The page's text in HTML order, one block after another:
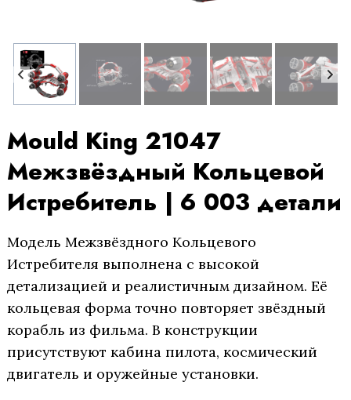
Mould King 21047
Межзвёздный Кольцевой
Истребитель | 6 003 детали
Модель Межзвёздного Кольцевого
Истребителя выполнена с высокой
детализацией и реалистичным дизайном. Её
кольцевая форма точно повторяет звёздный
корабль из фильма. В конструкции
присутствуют кабина пилота, космический
двигатель и оружейные установки.